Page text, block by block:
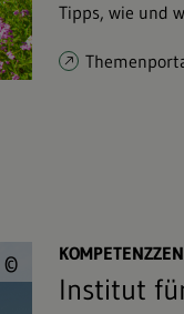
Tipps, wie und
© © LUBW
Institut